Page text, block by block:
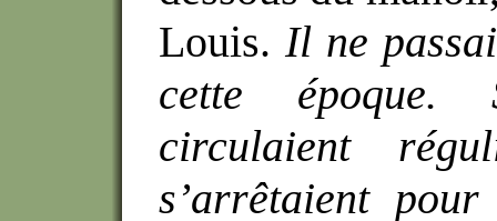
Louis. Il ne
cette époque.
circulaient
s’arrêtaient